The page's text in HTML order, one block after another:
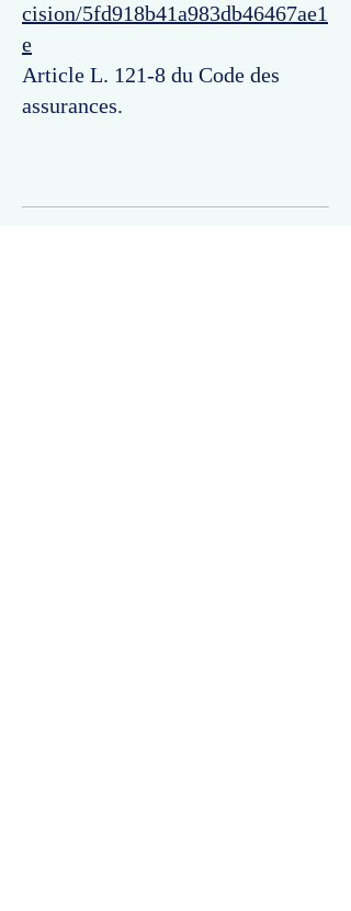
cision/5fd918b41a983db46467ae1
e
Article L. 121-8 du Code des
assurances.